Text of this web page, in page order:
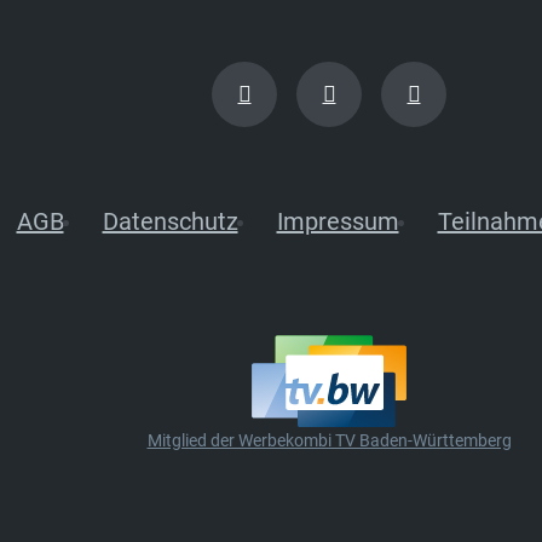
AGB Datenschutz Impressum
Mitglied der Werbekombi TV Baden-Württemberg